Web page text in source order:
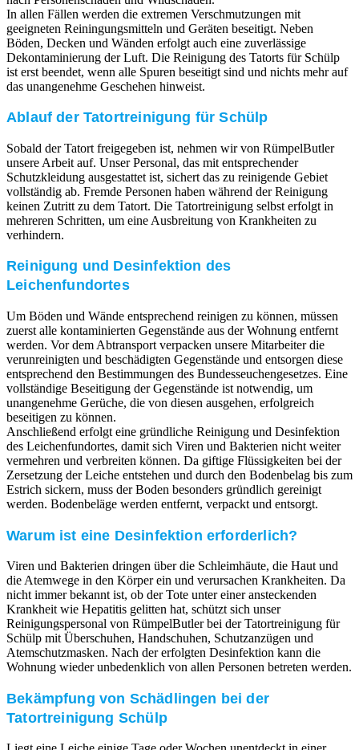
In allen Fällen werden die extremen Verschmutzungen mit
geeigneten Reiningungsmitteln und Geräten beseitigt. Neben
Böden, Decken und Wänden erfolgt auch eine zuverlässige
Dekontaminierung der Luft. Die Reinigung des Tatorts für Schülp
ist erst beendet, wenn alle Spuren beseitigt sind und nichts mehr auf
das unangenehme Geschehen hinweist.
Ablauf der Tatortreinigung für Schülp
Sobald der Tatort freigegeben ist, nehmen wir von RümpelButler
unsere Arbeit auf. Unser Personal, das mit entsprechender
Schutzkleidung ausgestattet ist, sichert das zu reinigende Gebiet
vollständig ab. Fremde Personen haben während der Reinigung
keinen Zutritt zu dem Tatort. Die Tatortreinigung selbst erfolgt in
mehreren Schritten, um eine Ausbreitung von Krankheiten zu
verhindern.
Reinigung und Desinfektion des
Leichenfundortes
Um Böden und Wände entsprechend reinigen zu können, müssen
zuerst alle kontaminierten Gegenstände aus der Wohnung entfernt
werden. Vor dem Abtransport verpacken unsere Mitarbeiter die
verunreinigten und beschädigten Gegenstände und entsorgen diese
entsprechend den Bestimmungen des Bundesseuchengesetzes. Eine
vollständige Beseitigung der Gegenstände ist notwendig, um
unangenehme Gerüche, die von diesen ausgehen, erfolgreich
beseitigen zu können.
Anschließend erfolgt eine gründliche Reinigung und Desinfektion
des Leichenfundortes, damit sich Viren und Bakterien nicht weiter
vermehren und verbreiten können. Da giftige Flüssigkeiten bei der
Zersetzung der Leiche entstehen und durch den Bodenbelag bis zum
Estrich sickern, muss der Boden besonders gründlich gereinigt
werden. Bodenbeläge werden entfernt, verpackt und entsorgt.
Warum ist eine Desinfektion erforderlich?
Viren und Bakterien dringen über die Schleimhäute, die Haut und
die Atemwege in den Körper ein und verursachen Krankheiten. Da
nicht immer bekannt ist, ob der Tote unter einer ansteckenden
Krankheit wie Hepatitis gelitten hat, schützt sich unser
Reinigungspersonal von RümpelButler bei der Tatortreinigung für
Schülp mit Überschuhen, Handschuhen, Schutzanzügen und
Atemschutzmasken. Nach der erfolgten Desinfektion kann die
Wohnung wieder unbedenklich von allen Personen betreten werden.
Bekämpfung von Schädlingen bei der
Tatortreinigung Schülp